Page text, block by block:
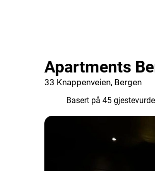
Apartments
33 Knappenveien, Bergen
Basert på 45